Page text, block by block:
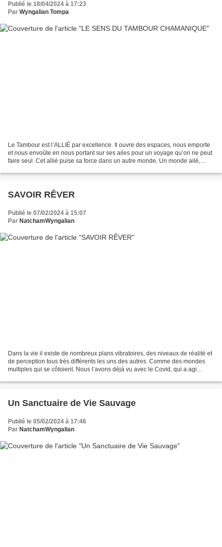
Publié le 18/04/2024 à 17:23
Par Wyngalian Tompa
Le Tambour est l’ALLIÉ par excellence. Il ouvre des espaces, nous emporte
et nous envoûte en nous portant sur ses ailes pour un voyage qu’on ne peut
faire seul. Cet allié puise sa force dans un autre monde. Un monde ailé,
SAVOIR RÊVER
Publié le 07/02/2024 à 15:07
Par NatchamWyngalian
Dans la vie il existe de nombreux plans vibratoires, des niveaux de réalité et
de perception tous très différents les uns des autres. Comme des mondes
multiples qui se côtoient. Nous l’avons déjà vu avec le Covid, qui a agi
Un Sanctuaire de Vie Sauvage
Publié le 05/02/2024 à 17:46
Par NatchamWyngalian